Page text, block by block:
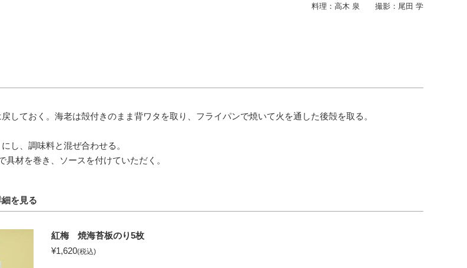
料理：高木 泉 撮影：尾田 学
しておく。海老は殻付きのまま背ワタを取り、フライパンで焼いて火を通した後殻を取る。
し、調味料と混ぜ合わせる。
具材を巻き、ソースを付けていただく。
を見る
紅梅 焼海苔板のり5枚
¥1,620(税込)